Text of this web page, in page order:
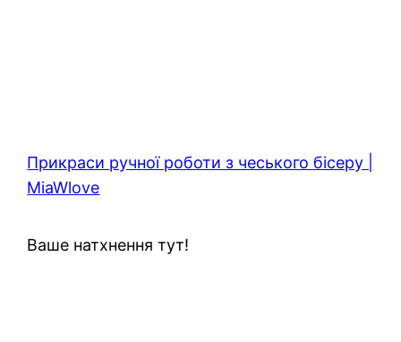
Прикраси ручної роботи з чеського бісеру |
MiaWlove
Ваше натхнення тут!